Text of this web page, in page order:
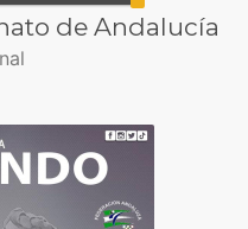
de Andalucía